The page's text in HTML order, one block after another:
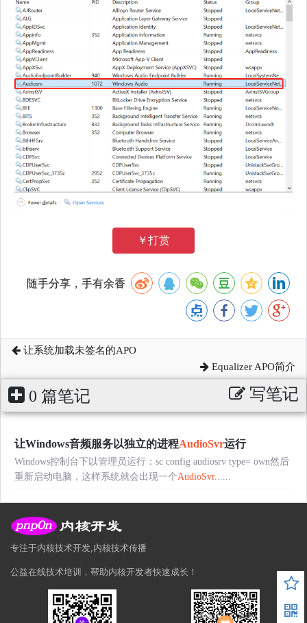
￥打赏
随手分享，手有余香
让系统加载未签名的APO
Equalizer APO简介
0 篇笔记 写笔记
让Windows音频服务以独立的进程AudioSvr运行
Windows控制台下以管理员运行：sc config audiosrv type= own然后
重新启动电脑，这样系统就会出现一个AudioSvr......
专注于内核技术开发,内核技术传播
公益在线技术培训，帮助内核开发者快速成长！